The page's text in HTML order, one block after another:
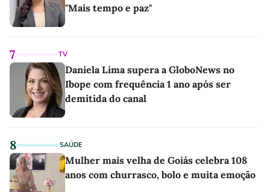
"Mais tempo e paz"
7 TV
Daniela Lima supera a GloboNews no
Ibope com frequência 1 ano após ser
demitida do canal
8 SAÚDE
Mulher mais velha de Goiás celebra 108
anos com churrasco, bolo e muita emoção